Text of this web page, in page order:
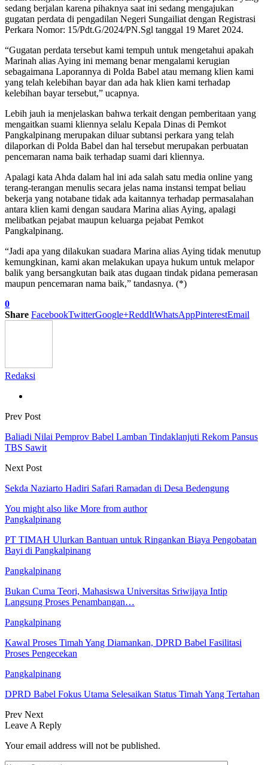
sedang berjalan karena pihaknya saat ini sedang mengajukan
gugatan perdata di pengadilan Negeri Sungailiat dengan Registrasi
Perkara Nomor: 15/Pdt.G/2024/PN.Sgl tanggal 19 Maret 2024.
“Gugatan perdata tersebut kami tempuh untuk mengetahui apakah
Marinah alias Aying ini memang benar mengalami kerugian
sebagaimana Laporannya di Polda Babel atau memang klien kami
yang telah kelebihan bayar dan ada hak klien kami terhadap
kelebihan bayar tersebut,” ucapnya.
Lebih jauh ia menjelaskan bahwa terkait dengan pemberitaan yang
mengaitkan suami kliennya selalu Kepala Dinas di Pemkot
Pangkalpinang merupakan diluar subtansi perkara yang telah
dilaporkan di Polda Babel dan hal tersebut merupakan perbuatan
pencemaran nama baik terhadap suami dari kliennya.
Apalagi kata Ahda dalam hal ini ada salah satu media online yang
terang-terangan menulis secara jelas nama instansi tempat beliau
bekerja yang notabane tidak ada kaitannya terhadap permasalahan
antara klien kami dengan saudara Marina alias Aying, apalagi
melibatkan pejabat maupun keluarga pejabat Pemkot
Pangkalpinang.
“Jadi apa yang dilakukan suadara Marina alias Aying tidak menutup
kemungkinan, kami akan melakukan upaya hukum untuk melapor
balik yang bersangkutan baik atas dugaan tindak pidana pemerasan
maupun pencemaran nama baik,” tandasnya. (*)
0
Share FacebookTwitterGoogle+ReddItWhatsAppPinterestEmail
Redaksi
Prev Post
Baliadi Nilai Pemprov Babel Lamban Tindaklanjuti Rekom Pansus
TBS Sawit
Next Post
Sekda Naziarto Hadiri Safari Ramadan di Desa Bedengung
You might also like More from author
Pangkalpinang
PT TIMAH Ulurkan Bantuan untuk Ringankan Biaya Pengobatan
Bayi di Pangkalpinang
Pangkalpinang
Bukan Cuma Teori, Mahasiswa Universitas Sriwijaya Intip
Langsung Proses Penambangan…
Pangkalpinang
Kawal Proses Timah Yang Diamankan, DPRD Babel Fasilitasi
Proses Pengecekan
Pangkalpinang
DPRD Babel Fokus Utama Selesaikan Status Timah Yang Tertahan
Prev Next
Leave A Reply
Your email address will not be published.